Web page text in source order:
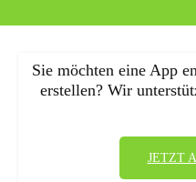
Sie möchten eine App
erstellen? Wir
JETZT